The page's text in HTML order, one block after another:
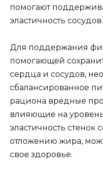
помогают
эластичность сосудов.
Для поддержания
помогающей
сердца и сосудов,
сбалансированное
рациона вредные
влияющие на
эластичность стенок
отложению жира,
свое здоровье.